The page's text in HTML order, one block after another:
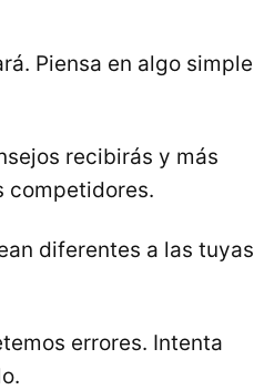
Piensa en algo simple
recibirás y más
competidores.
diferentes a las tuyas
errores. Intenta